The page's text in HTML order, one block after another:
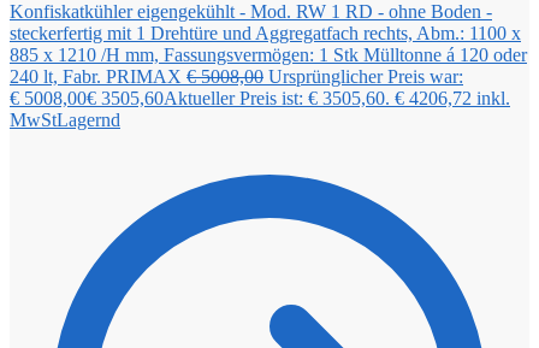
Konfiskatkühler eigengekühlt - Mod. RW 1 RD - ohne Boden -
steckerfertig mit 1 Drehtüre und Aggregatfach rechts, Abm.: 1100 x
885 x 1210 /H mm, Fassungsvermögen: 1 Stk Mülltonne á 120 oder
240 lt, Fabr. PRIMAX €5008,00 Ursprünglicher Preis war:
€ 5008,00€ 3505,60Aktueller Preis ist: € 3505,60. € 4206,72 inkl.
MwStLagernd